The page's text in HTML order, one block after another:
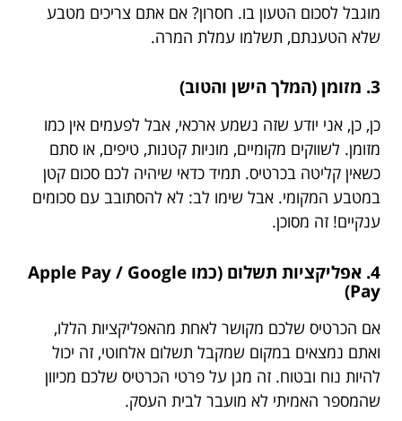
מוגבל לסכום הטעון בו. חסרון? אם אתם צריכים מטבע
שלא הטענתם, תשלמו עמלת המרה.
3. מזומן (המלך הישן והטוב)
כן, כן, אני יודע שזה נשמע ארכאי, אבל לפעמים אין כמו
מזומן. לשווקים מקומיים, מוניות קטנות, טיפים, או סתם
כשאין קליטה בכרטיס. תמיד כדאי שיהיה לכם סכום קטן
במטבע המקומי. אבל שימו לב: לא להסתובב עם סכומים
ענקיים! זה מסוכן.
4. אפליקציות תשלום (כמו Apple Pay / Google
Pay)
אם הכרטיס שלכם מקושר לאחת מהאפליקציות הללו,
ואתם נמצאים במקום שמקבל תשלום אלחוטי, זה יכול
להיות נוח ובטוח. זה מגן על פרטי הכרטיס שלכם מכיוון
שהמספר האמיתי לא מועבר לבית העסק.